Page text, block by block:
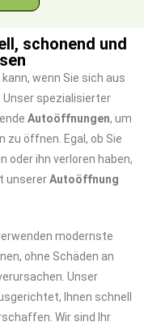
schonend und
wenn Sie sich aus
Unser spezialisierter
Autoöffnungen, um
zu öffnen. Egal, ob Sie
oder ihn verloren haben,
unsererAutoöffnung
modernste
ohne Schäden an
Unser
Ihnen schnell
Wir sind Ihr